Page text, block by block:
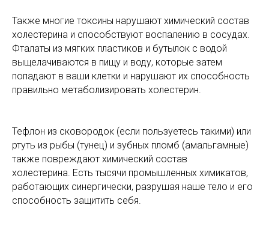
Также многие токсины нарушают химический состав
холестерина и способствуют воспалению в сосудах.
Фталаты из мягких пластиков и бутылок с водой
выщелачиваются в пищу и воду, которые затем
попадают в ваши клетки и нарушают их способность
правильно метаболизировать холестерин.
Тефлон из сковородок (если пользуетесь такими) или
ртуть из рыбы (тунец) и зубных пломб (амальгамные)
также повреждают химический состав
холестерина. Есть тысячи промышленных химикатов,
работающих синергически, разрушая наше тело и его
способность защитить себя.